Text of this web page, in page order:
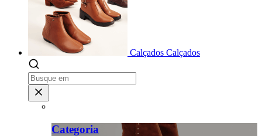
Calçados Calçados
Categoria